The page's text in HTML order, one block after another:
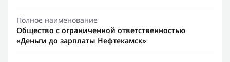
Полное наименование
Общество с ограниченной ответственностью
«Деньги до зарплаты Нефтекамск»